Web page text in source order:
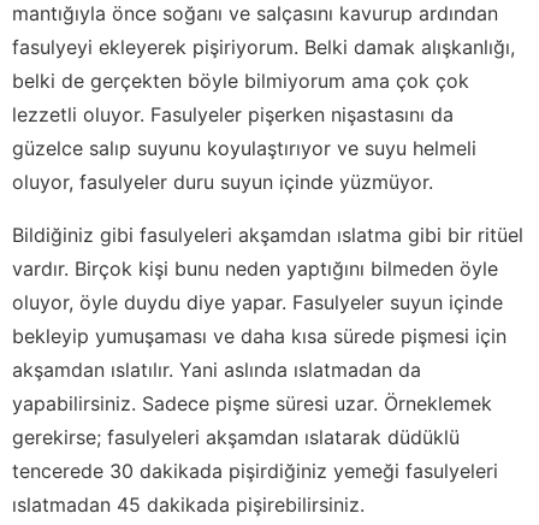
mantığıyla önce soğanı ve salçasını kavurup ardından
fasulyeyi ekleyerek pişiriyorum. Belki damak alışkanlığı,
belki de gerçekten böyle bilmiyorum ama çok çok
lezzetli oluyor. Fasulyeler pişerken nişastasını da
güzelce salıp suyunu koyulaştırıyor ve suyu helmeli
oluyor, fasulyeler duru suyun içinde yüzmüyor.
Bildiğiniz gibi fasulyeleri akşamdan ıslatma gibi bir ritüel
vardır. Birçok kişi bunu neden yaptığını bilmeden öyle
oluyor, öyle duydu diye yapar. Fasulyeler suyun içinde
bekleyip yumuşaması ve daha kısa sürede pişmesi için
akşamdan ıslatılır. Yani aslında ıslatmadan da
yapabilirsiniz. Sadece pişme süresi uzar. Örneklemek
gerekirse; fasulyeleri akşamdan ıslatarak düdüklü
tencerede 30 dakikada pişirdiğiniz yemeği fasulyeleri
ıslatmadan 45 dakikada pişirebilirsiniz.